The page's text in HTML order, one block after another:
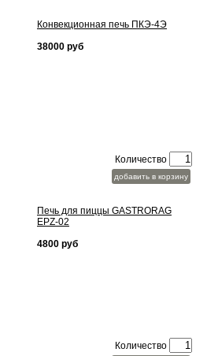
Конвекционная печь ПКЭ-4Э
38000 руб
Количество
добавить в корзину
Печь для пиццы GASTRORAG
EPZ-02
4800 руб
Количество